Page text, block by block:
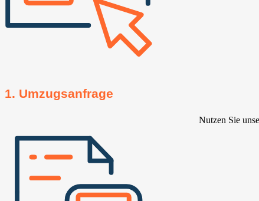
1. Umzugsanfrage
Nutzen Sie